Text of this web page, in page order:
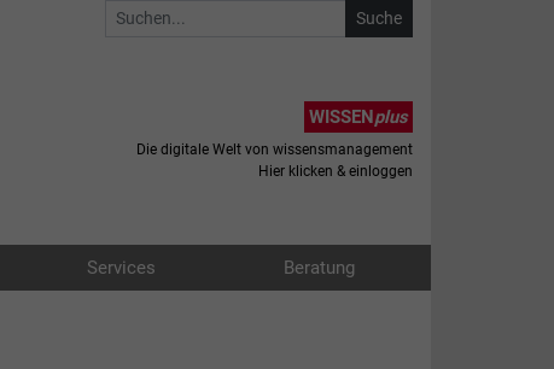
WISSENplus
Die digitale Welt von wissensmanagement
Hier klicken & einloggen
Services Beratung